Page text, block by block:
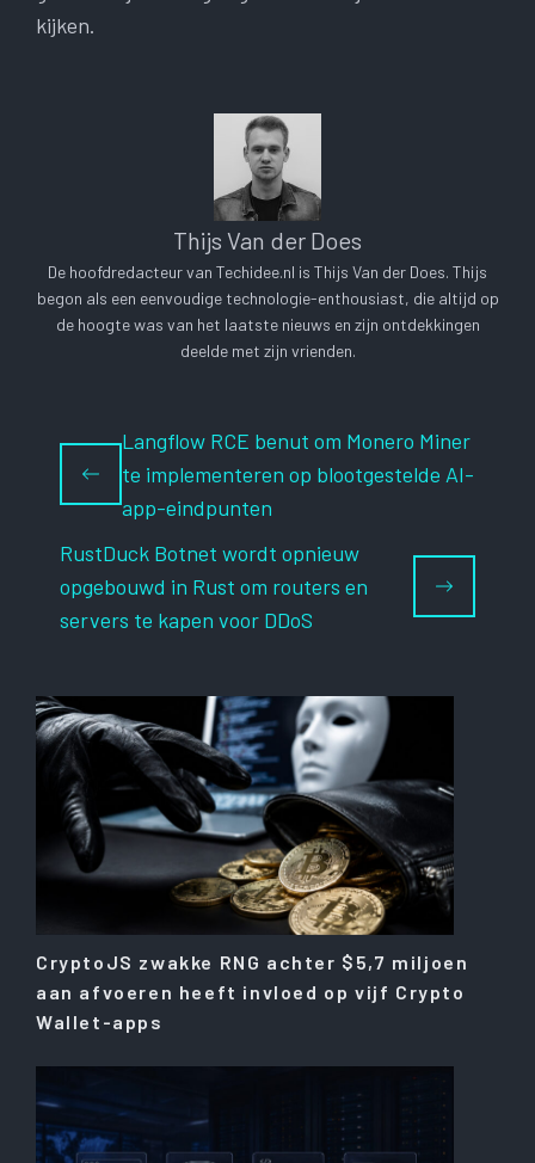
kijken.
Thijs Van der Does
De hoofdredacteur van Techidee.nl is Thijs Van der Does. Thijs
begon als een eenvoudige technologie-enthousiast, die altijd op
de hoogte was van het laatste nieuws en zijn ontdekkingen
deelde met zijn vrienden.
Langflow RCE benut om Monero Miner
te implementeren op blootgestelde AI-
app-eindpunten
RustDuck Botnet wordt opnieuw
opgebouwd in Rust om routers en
servers te kapen voor DDoS
CryptoJS zwakke RNG achter $5,7 miljoen
aan afvoeren heeft invloed op vijf Crypto
Wallet-apps